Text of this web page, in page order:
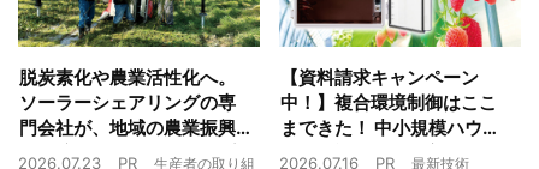
脱炭素化や農業活性化へ。
ソーラーシェアリングの専
門会社が、地域の農業振興
や経済循環をワンストップ
2026.07.23 PR
生産者の取り組
【資料請求キャンペーン
中！】複合環境制御はここ
まできた！ 中小規模ハウス
でも検討しやすい高コスパ
2026.07.16 PR 最新技術